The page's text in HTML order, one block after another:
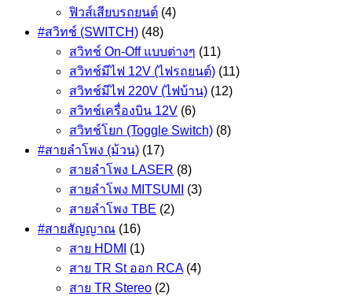
ฟิวส์เสียบรถยนต์ (4)
#สวิทช์ (SWITCH) (48)
สวิทช์ On-Off แบบต่างๆ (11)
สวิทช์มีไฟ 12V (ไฟรถยนต์) (11)
สวิทช์มีไฟ 220V (ไฟบ้าน) (12)
สวิทช์เครื่องบิน 12V (6)
สวิทช์โยก (Toggle Switch) (8)
#สายลำโพง (ม้วน) (17)
สายลำโพง LASER (8)
สายลำโพง MITSUMI
(3)
สายลำโพง TBE (2)
#สายสัญญาณ (16)
สาย HDMI
(1)
สาย TR St ออก RCA (4)
สาย TR Stereo (2)